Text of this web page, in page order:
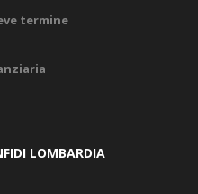
termine
LOMBARDIA